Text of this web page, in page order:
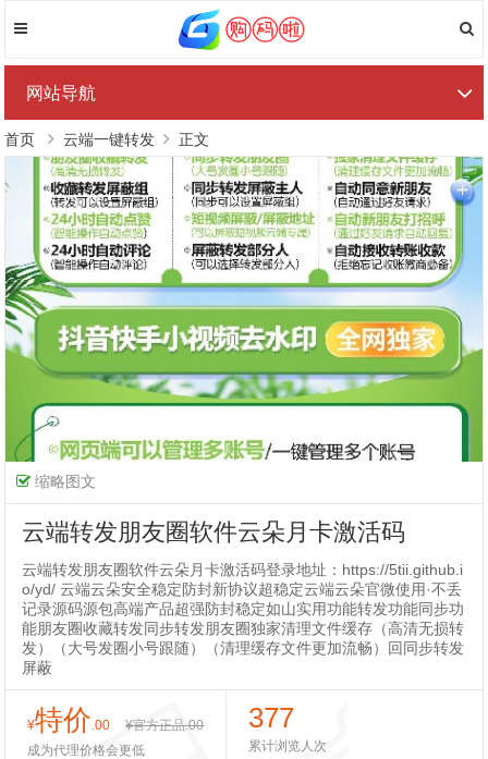
网站导航
首页 云端一键转发 正文
缩略图文
云端转发朋友圈软件云朵月卡激活码
云端转发朋友圈软件云朵月卡激活码登录地址：https://5tii.github.i
o/yd/ 云端云朵安全稳定防封新协议超稳定云端云朵官微使用·不丢
记录源码源包高端产品超强防封稳定如山实用功能转发功能同步功
能朋友圈收藏转发同步转发朋友圈独家清理文件缓存（高清无损转
发）（大号发圈小号跟随）（清理缓存文件更加流畅）回同步转发
屏蔽
¥特价.00 ¥官方正品.00
成为代理价格会更低
377
累计浏览人次